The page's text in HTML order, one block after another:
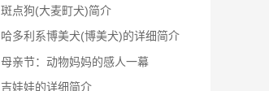
斑点狗(大麦町犬)简介
哈多利系博美犬(博美犬)的详细简介
母亲节：动物妈妈的感人一幕
吉娃娃的详细简介